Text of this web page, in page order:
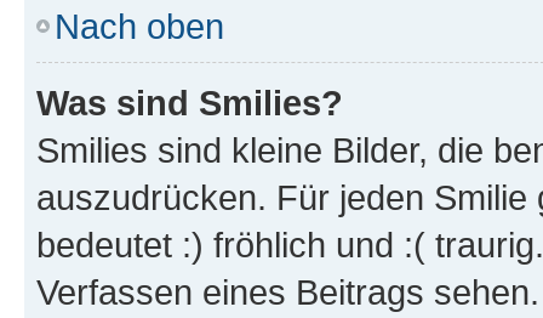
Nach oben
Was sind Smilies?
Smilies sind kleine Bilder, die
auszudrücken. Für jeden
bedeutet :) fröhlich und :(
Verfassen eines Beitrags